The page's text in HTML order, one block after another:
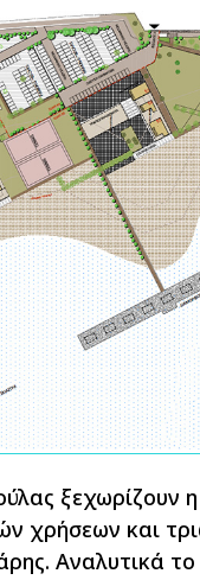
ξεχωρίζουν
χρήσεων και
Αναλυτικά